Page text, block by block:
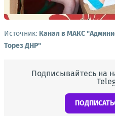
Источник: Канал в МАКС
Торез ДНР"
Подписывайтесь на